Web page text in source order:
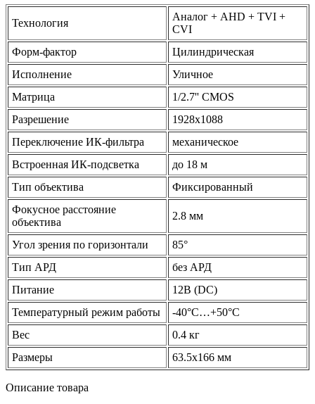
Технология
Аналог + AHD + TVI +
CVI
Форм-фактор
Цилиндрическая
Исполнение
Уличное
Матрица
1/2.7'' CMOS
Разрешение
1928x1088
Переключение ИК-фильтра
механическое
Встроенная ИК-подсветка
до 18 м
Тип объектива
Фиксированный
Фокусное расстояние
объектива
2.8 мм
Угол зрения по горизонтали
85°
Тип АРД
без АРД
Питание
12В (DC)
Температурный режим работы
-40°C…+50°C
Вес
0.4 кг
Размеры
63.5x166 мм
Описание товара